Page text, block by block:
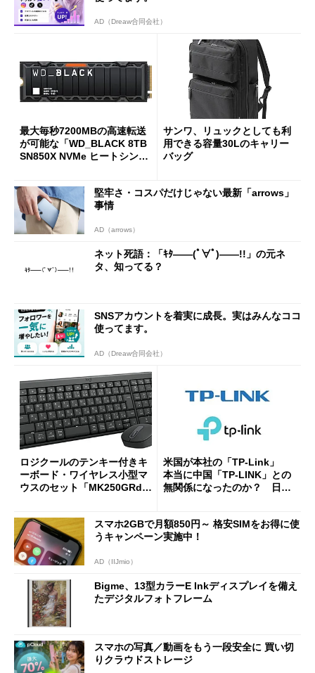
AD（Dreaw合同会社）
最大毎秒7200MBの高速転送
が可能な「WD_BLACK 8TB
SN850X NVMe ヒートシンク
サンワ、リュックとしても利
用できる容量30Lのキャリー
バッグ
堅牢さ・コスパだけじゃない最新「arrows」
事情
AD（arrows）
ネット死語：「ｷﾀ――(ﾟ∀ﾟ)――!!」の元ネ
タ、知ってる？
SNSアカウントを着実に成長。実はみんなココ
使ってます。
AD（Dreaw合同会社）
ロジクールのテンキー付きキ
ーボード・ワイヤレス小型マ
ウスのセット「MK250GRd」
米国が本社の「TP-Link」
本当に中国「TP-LINK」との
無関係になったのか？ 日本
スマホ2GBで月額850円～ 格安SIMをお得に使
うキャンペーン実施中！
AD（IIJmio）
Bigme、13型カラーE Inkディスプレイを備え
たデジタルフォトフレーム
スマホの写真／動画をもう一段安全に 買い切
りクラウドストレージ